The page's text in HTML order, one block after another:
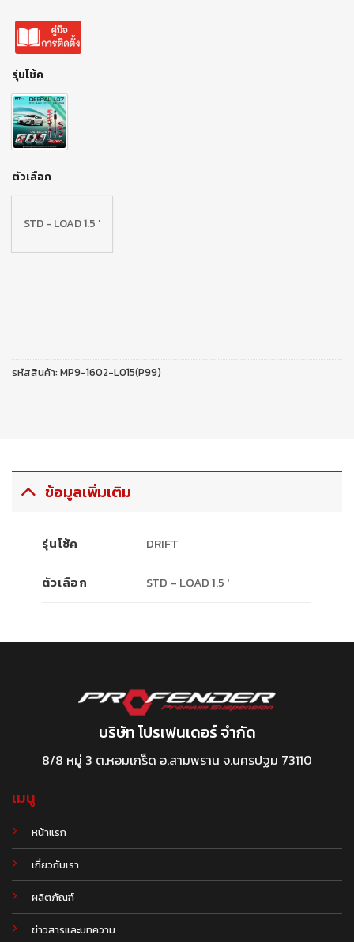
รุ่นโช้ค
ตัวเลือก
STD - LOAD 1.5 '
รหัสสินค้า:MP9-1602-L015(P99)
ข้อมูลเพิ่มเติม
รุ่นโช้ค DRIFT
ตัวเลือก STD – LOAD 1.5 '
บริษัท โปรเฟนเดอร์ จำกัด
8/8 หมู่ 3 ต.หอมเกร็ด อ.สามพราน จ.นครปฐม 73110
เมนู
หน้าแรก
เกี่ยวกับเรา
ผลิตภัณฑ์
ข่าวสารและบทความ
.